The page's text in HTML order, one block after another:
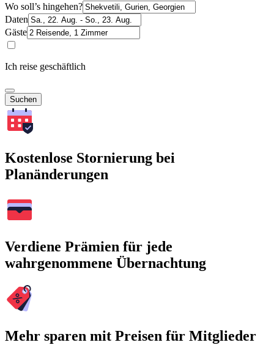
Wo soll’s hingehen?
Daten
Gäste
Ich reise geschäftlich
Suchen
Kostenlose Stornierung bei
Planänderungen
Verdiene Prämien für jede
wahrgenommene Übernachtung
Mehr sparen mit Preisen für Mitglieder